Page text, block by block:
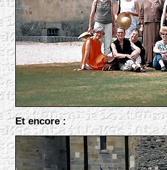
Et encore :